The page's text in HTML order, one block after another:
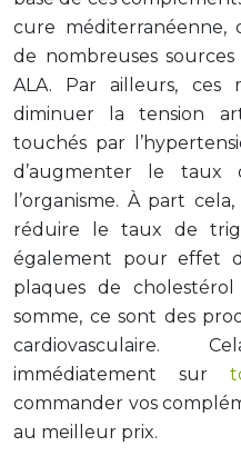
cure
de nombreuses sources
ALA. Par ailleurs, ces
diminuer la tension
touchés par
d’augmenter le taux
l’organisme. À part
réduire le taux de
également pour effet
plaques de
somme, ce sont des
cardiovasculaire.
immédiatement sur
commander vos
au meilleur prix.